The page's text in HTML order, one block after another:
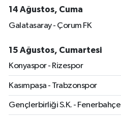
14 Ağustos, Cuma
Galatasaray - Çorum FK
15 Ağustos, Cumartesi
Konyaspor - Rizespor
Kasımpaşa - Trabzonspor
Gençlerbirliği S.K. - Fenerbahçe